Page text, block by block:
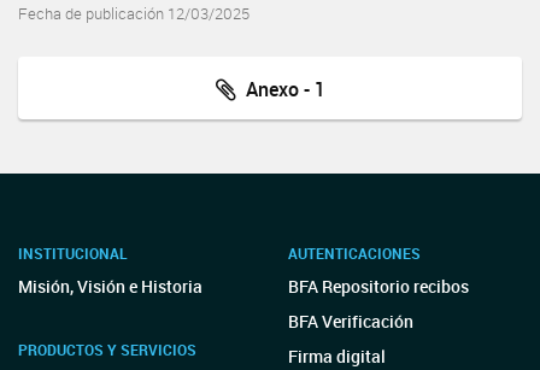
Fecha de publicación 12/03/2025
Anexo - 1
INSTITUCIONAL
Misión, Visión e Historia
PRODUCTOS Y SERVICIOS
AUTENTICACIONES
BFA Repositorio recibos
BFA Verificación
Firma digital